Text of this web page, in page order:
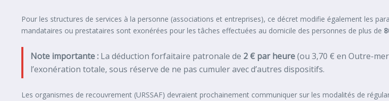
Pour les structures de services à la personne (associations et entreprises), ce décret modifie également les
mandataires ou prestataires sont exonérées pour les tâches effectuées au domicile des personnes de plus de
Note importante :La déduction forfaitaire patronale de 2 € par heure(ou 3,70 € en Outre-
l’exonération totale, sous réserve de ne pas cumuler avec d’autres dispositifs.
Les organismes de recouvrement (URSSAF) devraient prochainement communiquer sur les modalités de